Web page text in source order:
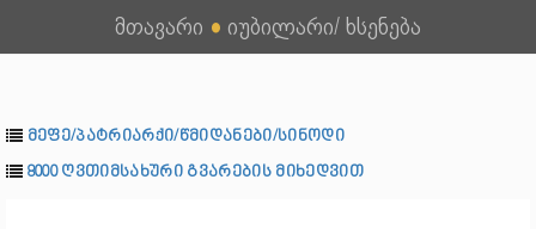
მთავარი ● იუბილარი/ ხსენება
მეფე/პატრიარქი/წმიდანები/სინოდი
8000 ღვთიმსახური გვარების მიხედვით